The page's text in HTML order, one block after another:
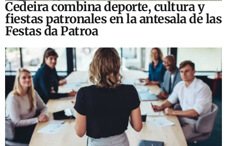
Cedeira combina deporte, cultura y
fiestas patronales en la antesala de las
Festas da Patroa